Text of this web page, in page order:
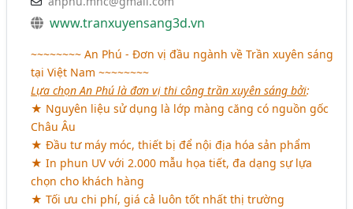
www.tranxuyensang3d.vn
~~~~~~~~ An Phú - Đơn vị đầu ngành về Trần xuyên sáng
tại Việt Nam ~~~~~~~~
Lựa chọn An Phú là đơn vị thi công trần xuyên sáng bởi:
★ Nguyên liệu sử dụng là lớp màng căng có nguồn gốc
Châu Âu
★ Đầu tư máy móc, thiết bị để nội địa hóa sản phẩm
★ In phun UV với 2.000 mẫu họa tiết, đa dạng sự lựa
chọn cho khách hàng
★ Tối ưu chi phí, giá cả luôn tốt nhất thị trường